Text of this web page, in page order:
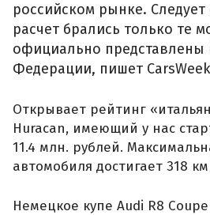
российском рынке. Следует
расчет брались только те
официально представлены
Федерации, пишет
Открывает рейтинг
Huracan, имеющий у нас
11.4 млн. рублей.
автомобиля достигает 318
Немецкое купе Audi R8